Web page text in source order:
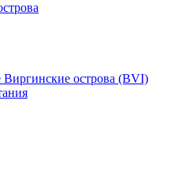
Виргинские острова (BVI)